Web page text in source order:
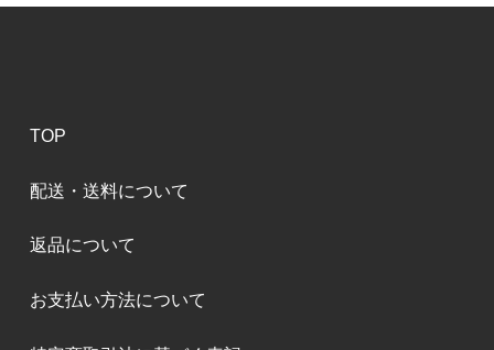
TOP
配送・送料について
返品について
お支払い方法について